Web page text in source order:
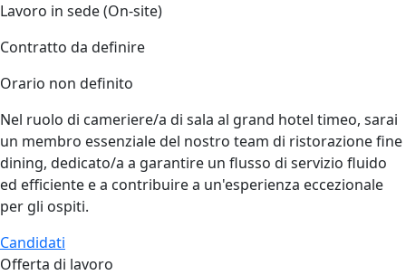
Lavoro in sede (On-site)
Contratto da definire
Orario non definito
Nel ruolo di cameriere/a di sala al grand hotel timeo, sarai
un membro essenziale del nostro team di ristorazione fine
dining, dedicato/a a garantire un flusso di servizio fluido
ed efficiente e a contribuire a un'esperienza eccezionale
per gli ospiti.
Candidati
Offerta di lavoro